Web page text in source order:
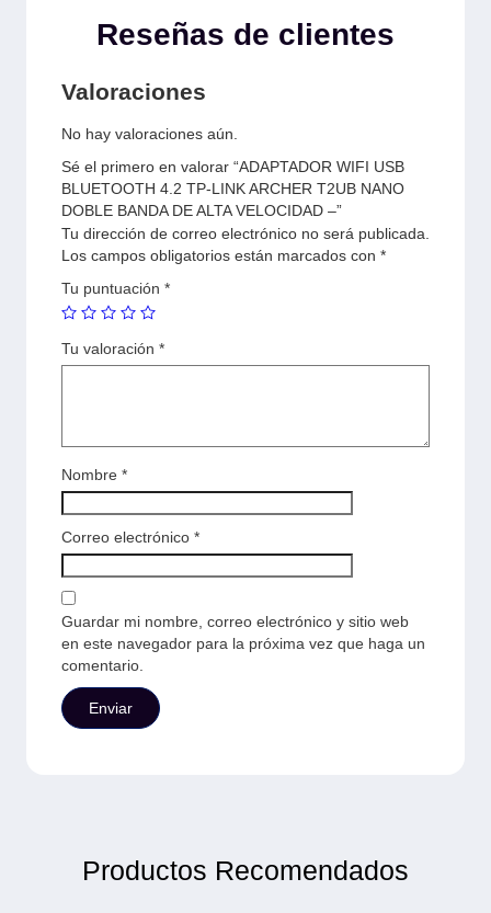
Reseñas de clientes
Valoraciones
No hay valoraciones aún.
Sé el primero en valorar “ADAPTADOR WIFI USB
BLUETOOTH 4.2 TP-LINK ARCHER T2UB NANO
DOBLE BANDA DE ALTA VELOCIDAD –”
Tu dirección de correo electrónico no será publicada.
Los campos obligatorios están marcados con *
Tu puntuación *
Tu valoración *
Nombre *
Correo electrónico *
Guardar mi nombre, correo electrónico y sitio web
en este navegador para la próxima vez que haga un
comentario.
Productos Recomendados